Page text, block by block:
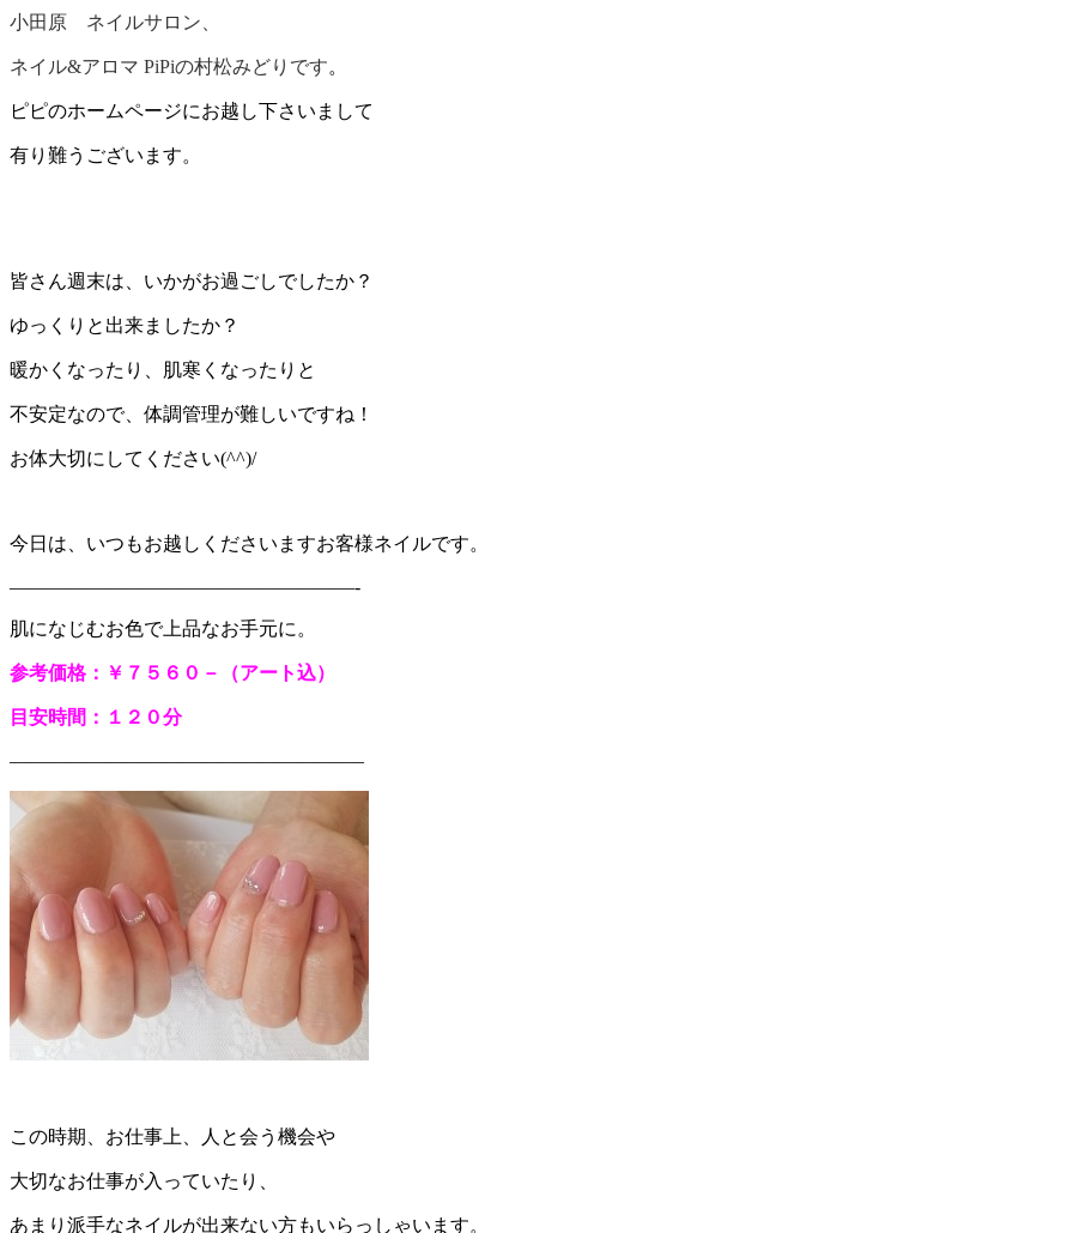
小田原 ネイルサロン、
ネイル&アロマ PiPiの村松みどりです。
ピピのホームページにお越し下さいまして
有り難うございます。
皆さん週末は、いかがお過ごしでしたか？
ゆっくりと出来ましたか？
暖かくなったり、肌寒くなったりと
不安定なので、体調管理が難しいですね！
お体大切にしてください(^^)/
今日は、いつもお越しくださいますお客様ネイルです。
——————————————————-
肌になじむお色で上品なお手元に。
参考価格：￥７５６０－（アート込）
目安時間：１２０分
——————————————————–
この時期、お仕事上、人と会う機会や
大切なお仕事が入っていたり、
あまり派手なネイルが出来ない方もいらっしゃいます。